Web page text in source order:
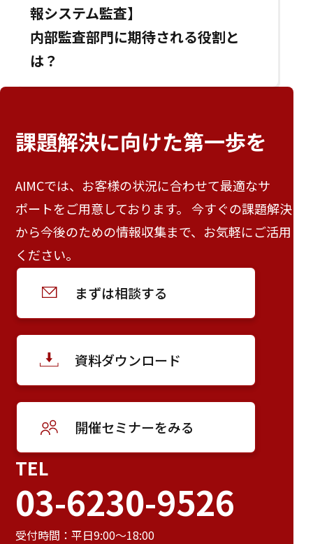
報システム監査】
内部監査部門に期待される役割と
は？
課題解決に向けた第一歩を
AIMCでは、お客様の状況に合わせて最適なサ
ポートをご用意しております。 今すぐの課題解決
から今後のための情報収集まで、お気軽にご活用
ください。
まずは相談する
資料ダウンロード
開催セミナーをみる
TEL
03-6230-9526
受付時間：平日9:00～18:00